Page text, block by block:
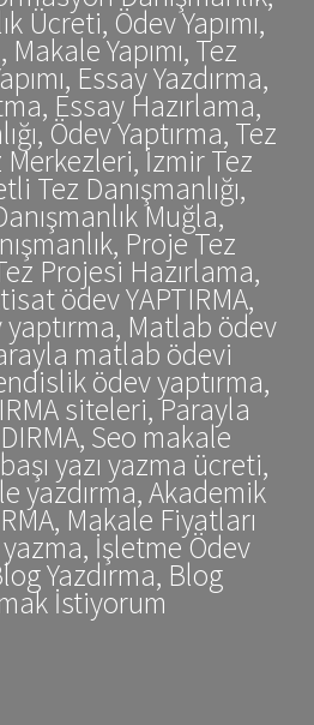
Ücreti, Ödev Yapımı,
Makale Yapımı, Tez
Essay Yazdırma,
Essay Hazırlama,
Ödev Yaptırma, Tez
Merkezleri, İzmir Tez
Tez Danışmanlığı,
Muğla,
Proje Tez
Projesi Hazırlama,
ödev YAPTIRMA,
Matlab ödev
matlab ödevi
ödev yaptırma,
siteleri, Parayla
Seo makale
yazı yazma ücreti,
yazdırma, Akademik
Makale Fiyatları
İşletme Ödev
Yazdırma, Blog
İstiyorum